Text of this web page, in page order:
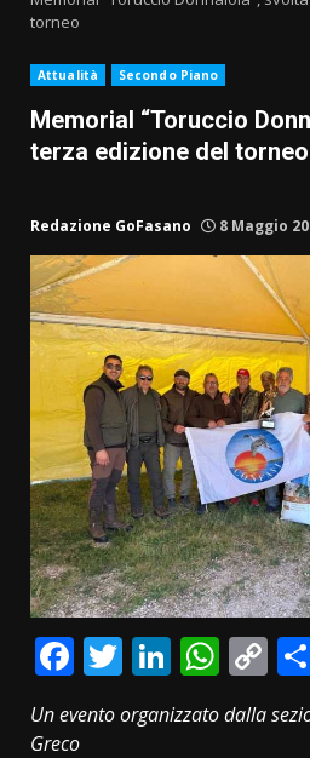
torneo
Attualità Secondo Piano
Memorial “Toruccio
terza edizione del torneo
Redazione GoFasano 8 Maggio
Facebook
Twitter
Un evento organizzato dalla
Greco